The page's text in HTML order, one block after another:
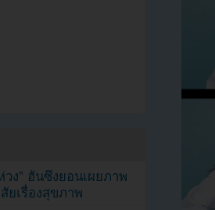
ง” ฮันซึงยอนเผยภาพ
ยเรื่องสุขภาพ